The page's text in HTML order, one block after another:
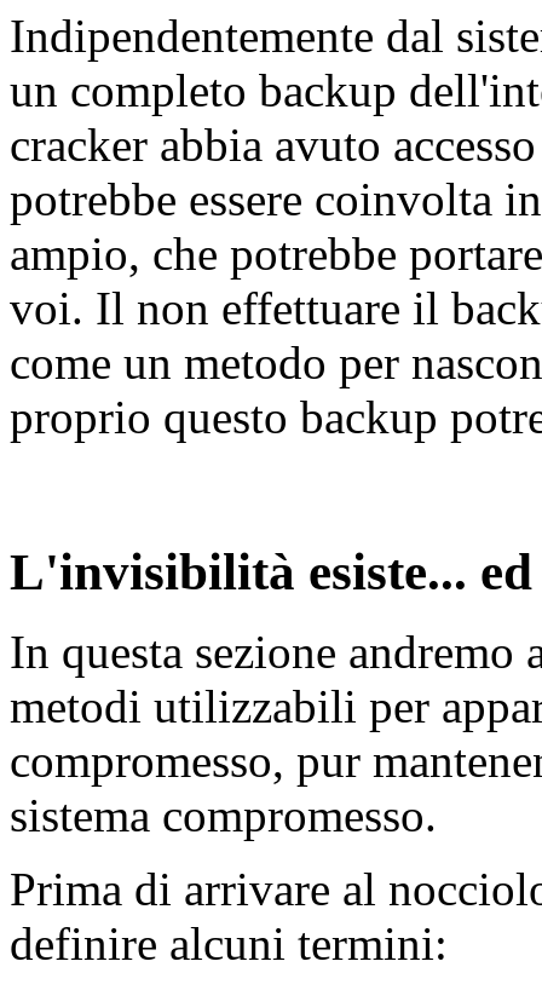
Indipendentemente dal
un completo backup
cracker abbia avuto
potrebbe essere coinvolta
ampio, che potrebbe
voi. Il non effettuare il
come un metodo per
proprio questo backup
L'invisibilità esiste...
In questa sezione andremo
metodi utilizzabili per
compromesso, pur
sistema compromesso.
Prima di arrivare al
definire alcuni termini: